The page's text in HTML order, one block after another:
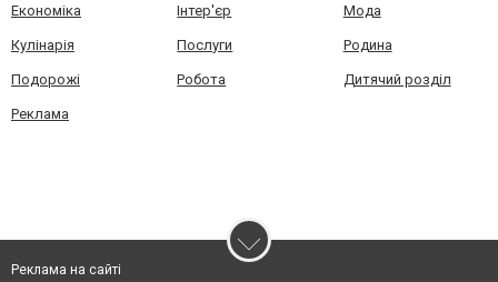
Економіка Інтер'єр Мода
Кулінарія Послуги Родина
Подорожі Робота Дитячий розділ
Реклама
Реклама на сайті